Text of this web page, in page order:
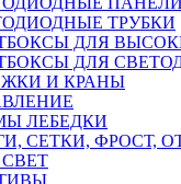
ТРУБКИ
ДЛЯ
ДЛЯ
И КРАНЫ
ЛЕБЕДКИ
СЕТКИ, ФРОСТ,